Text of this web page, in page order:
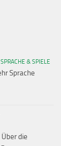
SPRACHE & SPIELE
Sprache
die